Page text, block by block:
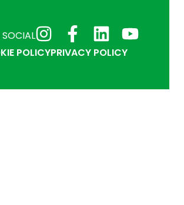
SOCIAL
POLICYPRIVACY POLICY